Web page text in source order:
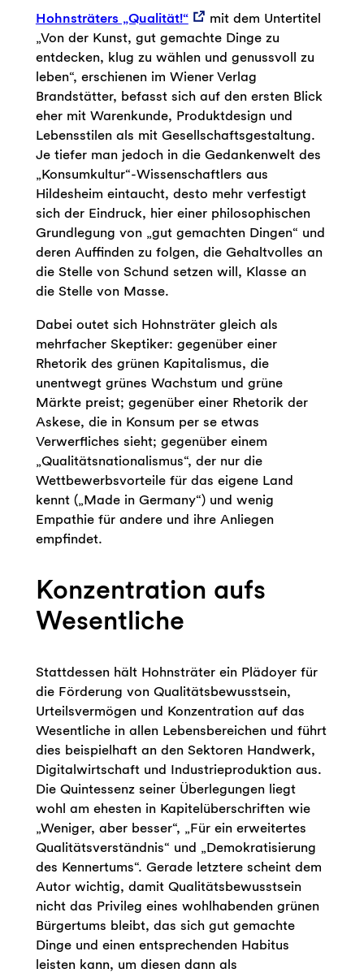
Hohnsträters „Qualität!“
mit dem Untertitel
„Von der Kunst, gut gemachte Dinge zu
entdecken, klug zu wählen und genussvoll zu
leben“, erschienen im Wiener Verlag
Brandstätter, befasst sich auf den ersten Blick
eher mit Warenkunde, Produktdesign und
Lebensstilen als mit Gesellschaftsgestaltung.
Je tiefer man jedoch in die Gedankenwelt des
„Konsumkultur“-Wissenschaftlers aus
Hildesheim eintaucht, desto mehr verfestigt
sich der Eindruck, hier einer philosophischen
Grundlegung von „gut gemachten Dingen“ und
deren Auffinden zu folgen, die Gehaltvolles an
die Stelle von Schund setzen will, Klasse an
die Stelle von Masse.
Dabei outet sich Hohnsträter gleich als
mehrfacher Skeptiker: gegenüber einer
Rhetorik des grünen Kapitalismus, die
unentwegt grünes Wachstum und grüne
Märkte preist; gegenüber einer Rhetorik der
Askese, die in Konsum per se etwas
Verwerfliches sieht; gegenüber einem
„Qualitätsnationalismus“, der nur die
Wettbewerbsvorteile für das eigene Land
kennt („Made in Germany“) und wenig
Empathie für andere und ihre Anliegen
empfindet.
Konzentration aufs
Wesentliche
Stattdessen hält Hohnsträter ein Plädoyer für
die Förderung von Qualitätsbewusstsein,
Urteilsvermögen und Konzentration auf das
Wesentliche in allen Lebensbereichen und führt
dies beispielhaft an den Sektoren Handwerk,
Digitalwirtschaft und Industrieproduktion aus.
Die Quintessenz seiner Überlegungen liegt
wohl am ehesten in Kapitelüberschriften wie
„Weniger, aber besser“, „Für ein erweitertes
Qualitätsverständnis“ und „Demokratisierung
des Kennertums“. Gerade letztere scheint dem
Autor wichtig, damit Qualitätsbewusstsein
nicht das Privileg eines wohlhabenden grünen
Bürgertums bleibt, das sich gut gemachte
Dinge und einen entsprechenden Habitus
leisten kann, um diesen dann als